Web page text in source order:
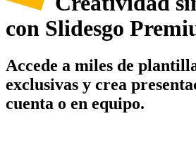
con Slidesgo
Accede a miles de
exclusivas y crea
cuenta o en equipo.